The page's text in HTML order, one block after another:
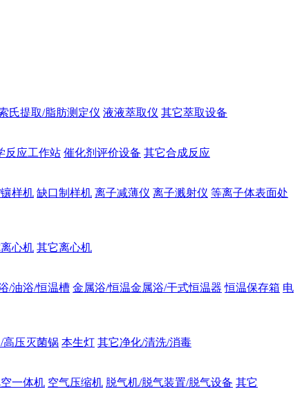
氏提取/脂肪测定仪 液液萃取仪 其它萃取设备
反应工作站 催化剂评价设备 其它合成反应
样机 缺口制样机 离子减薄仪 离子溅射仪 等离子体表面处
心机 其它离心机
/油浴/恒温槽 金属浴/恒温金属浴/干式恒温器 恒温保存箱 电
高压灭菌锅 本生灯 其它净化/清洗/消毒
一体机 空气压缩机 脱气机/脱气装置/脱气设备 其它